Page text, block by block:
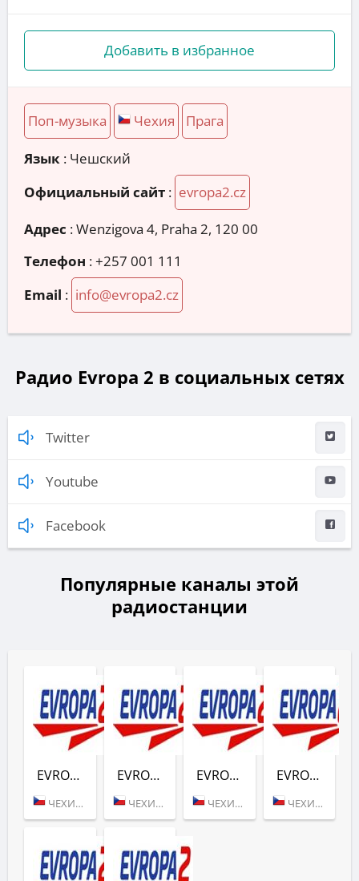
Добавить в избранное
Поп-музыка Чехия Прага
Язык : Чешский
Официальный сайт : evropa2.cz
Адрес :Wenzigova 4, Praha 2, 120 00
Телефон :+257 001 111
Email : info@evropa2.cz
Радио Evropa 2 в социальных сетях
Twitter
Youtube
Facebook
Популярные каналы этой
радиостанции
EVROPA 2 - CESKOSLOVENSKE HITY
ЧЕХИЯ (ПРАГА)
EVROPA 2 - FLASHBACK
ЧЕХИЯ (ПРАГА)
EVROPA 2 - MOVIN
ЧЕХИЯ (ПРАГА)
EVROPA 2 - TOP 40
ЧЕХИЯ (ПРАГА)